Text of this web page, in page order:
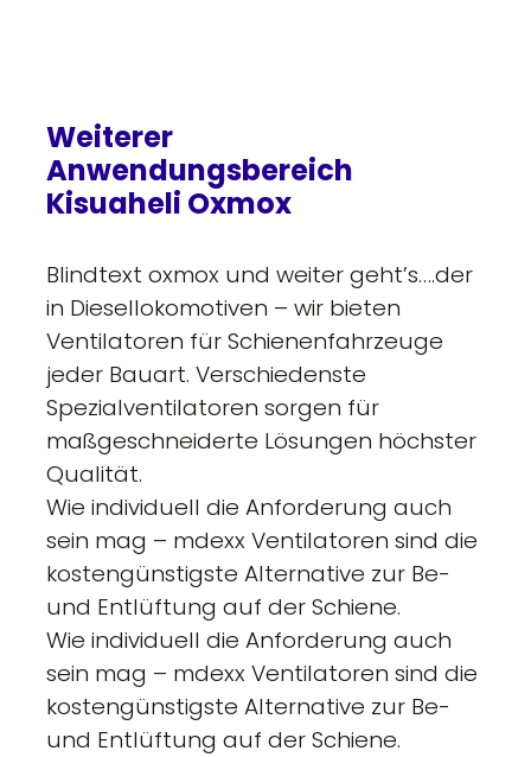
Weiterer
Anwendungsbereich
Kisuaheli Oxmox
Blindtext oxmox und weiter geht’s….der
in Diesellokomotiven – wir bieten
Ventilatoren für Schienenfahrzeuge
jeder Bauart. Verschiedenste
Spezialventilatoren sorgen für
maßgeschneiderte Lösungen höchster
Qualität.
Wie individuell die Anforderung auch
sein mag – mdexx Ventilatoren sind die
kostengünstigste Alternative zur Be-
und Entlüftung auf der Schiene.
Wie individuell die Anforderung auch
sein mag – mdexx Ventilatoren sind die
kostengünstigste Alternative zur Be-
und Entlüftung auf der Schiene.